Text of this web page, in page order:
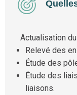
Actualisation
Relevé des
Étude des
Étude des
liaisons.